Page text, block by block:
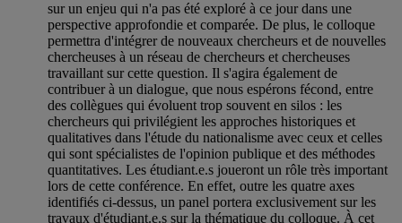
sur un enjeu qui n'a pas été exploré à ce jour dans une
perspective approfondie et comparée. De plus, le colloque
permettra d'intégrer de nouveaux chercheurs et de nouvelles
chercheuses à un réseau de chercheurs et chercheuses
travaillant sur cette question. Il s'agira également de
contribuer à un dialogue, que nous espérons fécond, entre
des collègues qui évoluent trop souvent en silos : les
chercheurs qui privilégient les approches historiques et
qualitatives dans l'étude du nationalisme avec ceux et celles
qui sont spécialistes de l'opinion publique et des méthodes
quantitatives. Les étudiant.e.s joueront un rôle très important
lors de cette conférence. En effet, outre les quatre axes
identifiés ci-dessus, un panel portera exclusivement sur les
travaux d'étudiant.e.s sur la thématique du colloque. À cet